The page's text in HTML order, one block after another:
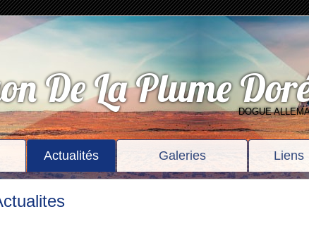
De La Plume DOGUE
Actualités Galeries Liens
Actualites